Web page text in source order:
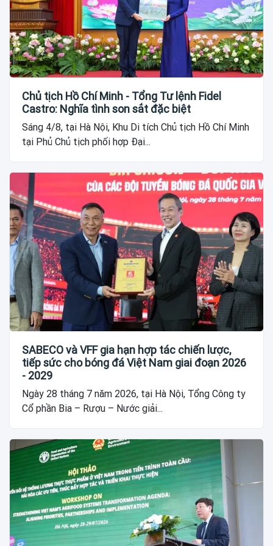
Chủ tịch Hồ Chí Minh - Tổng Tư lệnh Fidel
Castro: Nghĩa tình son sắt đặc biệt
Sáng 4/8, tại Hà Nội, Khu Di tích Chủ tịch Hồ Chí Minh
tại Phủ Chủ tịch phối hợp Đại...
SABECO và VFF gia hạn hợp tác chiến lược,
tiếp sức cho bóng đá Việt Nam giai đoạn 2026
- 2029
Ngày 28 tháng 7 năm 2026, tại Hà Nội, Tổng Công ty
Cổ phần Bia – Rượu – Nước giải...